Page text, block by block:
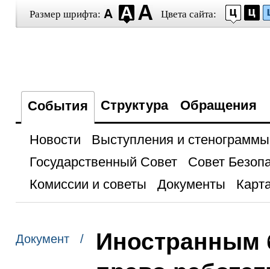
Размер шрифта: Цвета сайта:
События Структура Обращения
Новости
Выступления и стенограммы
Государственный Совет
Совет
Комиссии и советы
Документы
Документ /
Иностранным